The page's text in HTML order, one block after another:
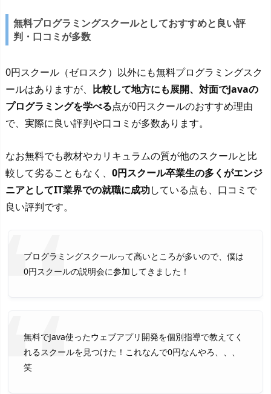
無料プログラミングスクールとしておすすめと良い評
判・口コミが多数
0円スクール（ゼロスク）以外にも無料プログラミングスク
ールはありますが、 比較して地方にも展開、対面でJavaの
プログラミングを学べる点が0円スクールのおすすめ理由
で、実際に良い評判や口コミが多数あります。
なお無料でも教材やカリキュラムの質が他のスクールと比
較して劣ることもなく、 0円スクール卒業生の多くがエンジ
ニアとしてIT業界での就職に成功している点も、口コミで
良い評判です。
プログラミングスクールって高いところが多いので、僕は
0円スクールの説明会に参加してきました！
無料でJava使ったウェブアプリ開発を個別指導で教えてく
れるスクールを見つけた！これなんで0円なんやろ、、、
笑